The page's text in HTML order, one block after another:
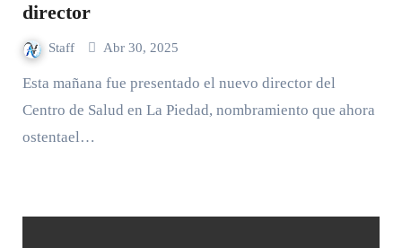
director
Staff Abr 30, 2025
Esta mañana fue presentado el nuevo director del
Centro de Salud en La Piedad, nombramiento que ahora
ostentael…